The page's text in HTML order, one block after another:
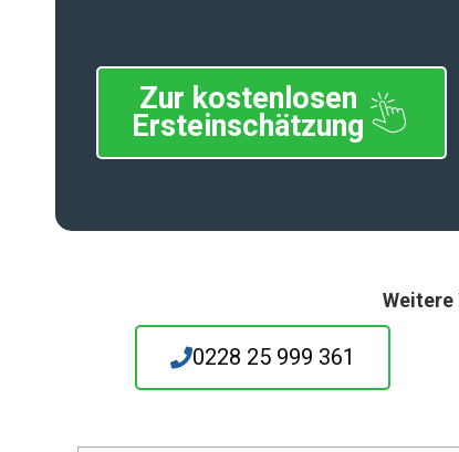
Zur kostenlosen
Ersteinschätzung
0228 25 999 361